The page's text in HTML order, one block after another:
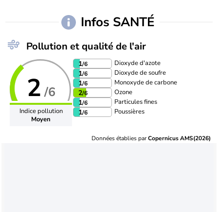
Infos SANTÉ
Pollution et qualité de l'air
2 /6
Indice pollution
Moyen
1/6 Dioxyde d'azote
1/6 Dioxyde de soufre
1/6 Monoxyde de carbone
2/6 Ozone
1/6 Particules fines
1/6 Poussières
Données établies parCopernicus AMS(2026)